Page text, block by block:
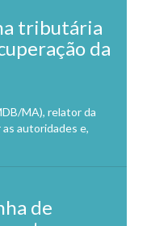
tributária
da
MA), relator da
autoridades e,
de